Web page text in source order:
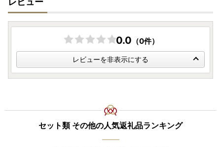
認ください。
・返礼品は確実にお受け取りください。長期不在等の寄附者
様事由による返送、劣化については、再送を承ることができ
ませんのでご了承ください。
・寄附者の都合（長期不在や転居先不明等）により返礼品が
お届けできず、配送業者の保管期限も切れてしまった場合
は、返礼品が破棄される場合がございますのでご注意くださ
い。
返礼品とは別に、入金確認後、お申込み時記載の寄附者様ご
住所に2週間程度で郵送いたします。
0.0 （0件）
レビューを非表示にする
セット類 その他の人気返礼品ランキング